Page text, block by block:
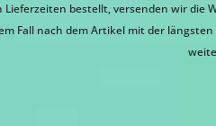
bestellt, versenden wir die
Fall nach dem Artikel mit der